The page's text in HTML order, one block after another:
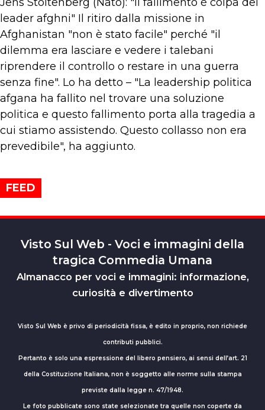
leader afghni" Il ritiro dalla missione in
Afghanistan "non è stato facile" perché "il
dilemma era lasciare e vedere i talebani
riprendere il controllo o restare in una guerra
senza fine". Lo ha detto – "La leadership politica
afgana ha fallito nel trovare una soluzione
politica e questo fallimento porta alla tragedia a
cui stiamo assistendo. Questo collasso non era
prevedibile", ha aggiunto.
FEED
Visto Sul Web - Voci e immagini della
tragica Commedia Umana
Almanacco per voci e immagini: informazione,
curiosità e divertimento
Visto Sul Web è privo di periodicità fissa, è edito in proprio, non richiede
contributi pubblici.
Pertanto è solo una espressione del libero pensiero, ai sensi dell’art. 21
della Costituzione Italiana, non è soggetto alle norme sulla stampa
previste dalla legge n. 47/1948.
Le foto pubblicate sono state selezionate tra quelle non coperte da